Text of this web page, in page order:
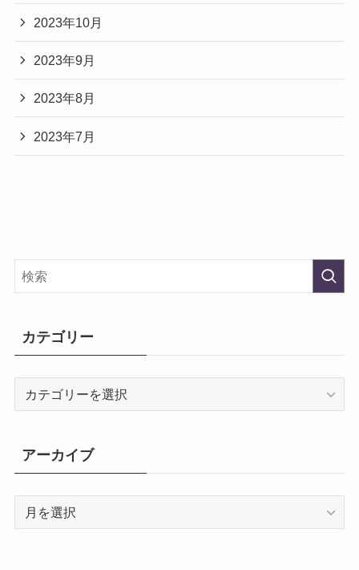
2023年10月
2023年9月
2023年8月
2023年7月
カテゴリー
リ
ー
アーカイブ